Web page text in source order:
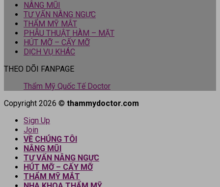
NÂNG MŨI
TƯ VẤN NÂNG NGỰC
THẨM MỸ MẮT
PHẪU THUẬT HÀM – MẶT
HÚT MỠ – CẤY MỠ
DỊCH VỤ KHÁC
THEO DÕI FANPAGE
Thẩm Mỹ Quốc Tế Doctor
Copyright 2026 © thammydoctor.com
Sign Up
Join
VỀ CHÚNG TÔI
NÂNG MŨI
TƯ VẤN NÂNG NGỰC
HÚT MỠ – CẤY MỠ
THẨM MỸ MẮT